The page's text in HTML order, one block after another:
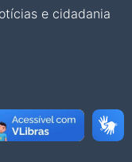
e cidadania